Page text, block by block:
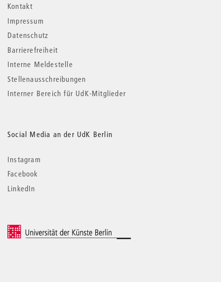
Kontakt
Impressum
Datenschutz
Barrierefreiheit
Interne Meldestelle
Stellenausschreibungen
Interner Bereich für UdK-Mitglieder
Social Media an der UdK Berlin
Instagram
Facebook
LinkedIn
© 2026 Universität der Künste Berlin